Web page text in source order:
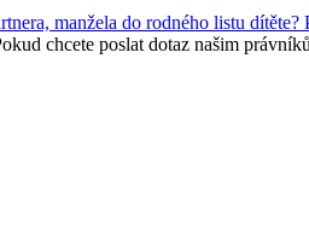
manžela do rodného listu dítěte?
chcete poslat dotaz našim